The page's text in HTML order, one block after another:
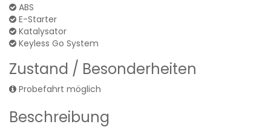
ABS
E-Starter
Katalysator
Keyless Go System
Zustand / Besonderheiten
Probefahrt möglich
Beschreibung